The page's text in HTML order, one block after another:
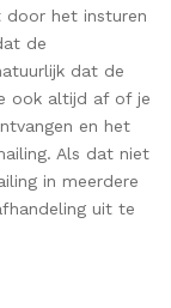
door het insturen
de
dat de
ook altijd af of je
en het
Als dat niet
in meerdere
uit te